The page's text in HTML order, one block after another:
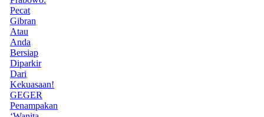
Pecat
Gibran
Atau
Anda
Bersiap
Diparkir
Dari
Kekuasaan!
GEGER
Penampakan